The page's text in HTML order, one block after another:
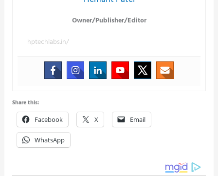
Owner/Publisher/Editor
hptechlabs.in/
Share this:
Facebook X Email
WhatsApp